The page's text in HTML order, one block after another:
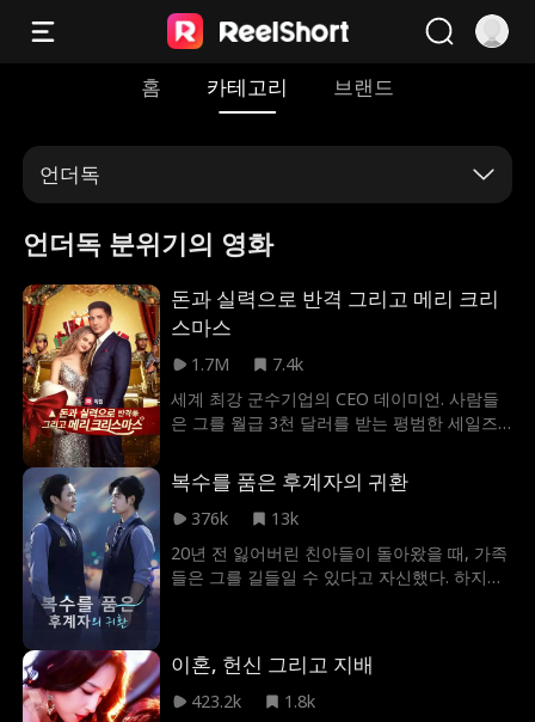
홈 카테고리 브랜드
언더독
언더독 분위기의 영화
돈과 실력으로 반격 그리고 메리 크리
스마스
1.7M
7.4k
세계 최강 군수기업의 CEO 데이미언. 사람들
은 그를 월급 3천 달러를 받는 평범한 세일즈
대표 아이리스와 계약 결혼을 하게 된 그는 크
리스마스를 맞아 그녀의 고향 집에 가게 되었
다. 하지만 아이리스의 가족과 구혼자들에게
무시와 조롱을 당하며 힘든 시간을 보냈다. 데
이미언은 남다른 카리스마와 재치로 모든 상
황을 뒤집으며, 마침내 아이리스와 진정한 사
복수를 품은 후계자의 귀환
376k
13k
20년 전 잃어버린 친아들이 돌아왔을 때, 가족
들은 그를 길들일 수 있다고 자신했다. 하지만
미소와 함께 복수를 시작하려 한다. "내가 잃은
것, 하나도 빠짐없이 되찾겠어. 너희들이 가장
이혼, 헌신 그리고 지배
423.2k
1.8k